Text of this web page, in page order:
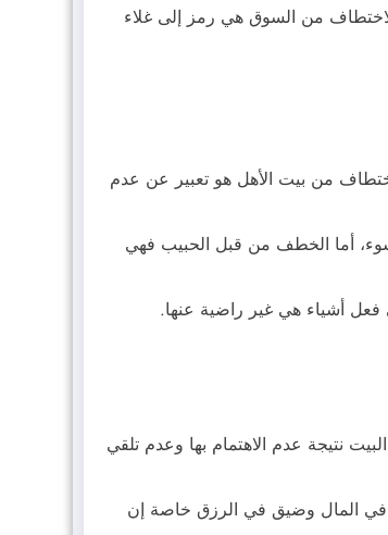
من السوق هي رمز إلى غلاء
من بيت الأهل هو تعبير عن عدم
أما الخطف من قبل الحبيب فهي
فعل أشياء هي غير راضية عنها.
نتيجة عدم الاهتمام بها وعدم تلقي
في المال وضيق في الرزق خاصة إن